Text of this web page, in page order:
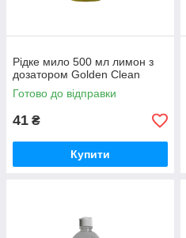
Рідке мило 500 мл лимон з
дозатором Golden Clean
Готово до відправки
41 ₴
Купити